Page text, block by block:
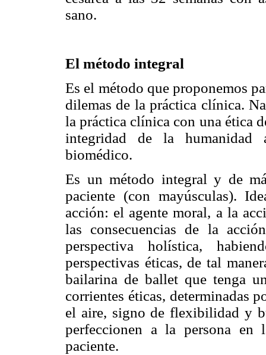
sano.
El método integral
Es el método que proponemos
dilemas de la práctica clínica.
la práctica clínica con una ética
integridad de la humanidad
biomédico.
Es un método integral y de
paciente (con mayúsculas).
acción: el agente moral, a la
las consecuencias de la
perspectiva holística,
perspectivas éticas, de tal
bailarina de ballet que tenga
corrientes éticas, determinadas
el aire, signo de flexibilidad y
perfeccionen a la persona
paciente.